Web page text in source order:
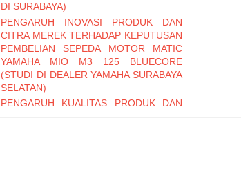
DI SURABAYA)
PENGARUH INOVASI PRODUK DAN
CITRA MEREK TERHADAP KEPUTUSAN
PEMBELIAN SEPEDA MOTOR MATIC
YAMAHA MIO M3 125 BLUECORE
(STUDI DI DEALER YAMAHA SURABAYA
SELATAN)
PENGARUH KUALITAS PRODUK DAN